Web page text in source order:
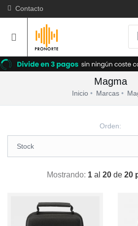
Contacto
Magma
Inicio Marcas
Orden:
Mostrando: 1 al 20 de 20